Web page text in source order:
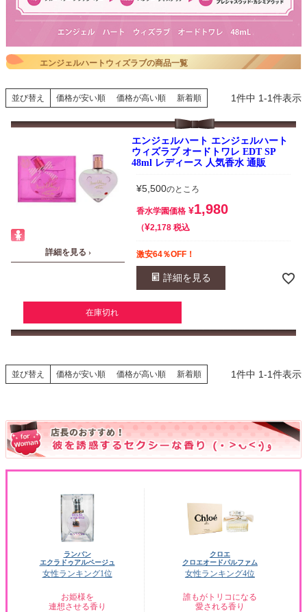
エンジェルハートウィズラブの商品一覧
並び替え 価格が安い順 価格が高い順 新着順 1件中 1-1件表示
詳細を見る ›
エンジェルハート エンジェルハート
ウィズラブ オードトワレ EDT SP
48ml レディース 人気香水 通販
¥5,500のところ
香水学園価格 ¥1,980
¥2,178 税込
激安64％OFF！
詳細を見る
在庫切れ
並び替え 価格が安い順 価格が高い順 新着順 1件中 1-1件表示
ランバン
エクラドゥアルページュ
女性ランキング1位
お姫様を
連想させる香り
クロエ
クロエオードパルファム
女性ランキング4位
誰もがトリコになる
愛される香り